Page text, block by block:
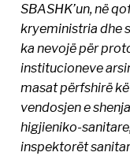
SBASHK’un, në
kryeministria dhe
ka nevojë për
institucioneve
masat përfshirë
vendosjen e
higjieniko-
inspektorët